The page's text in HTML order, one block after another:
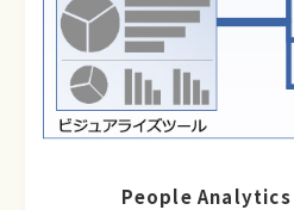
People Analytics